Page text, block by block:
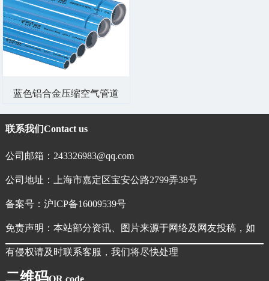
蓝色铝合金压缩空气管道
联系我们Contact us
公司邮箱：243326983@qq.com
公司地址：上海市嘉定区宝安公路2799弄38号
备案号： 沪ICP备16009539号
免责声明：本站部分资讯、图片来源于网络及网友投稿，如
有侵权请及时联系客服，我们将尽快处理
二维码